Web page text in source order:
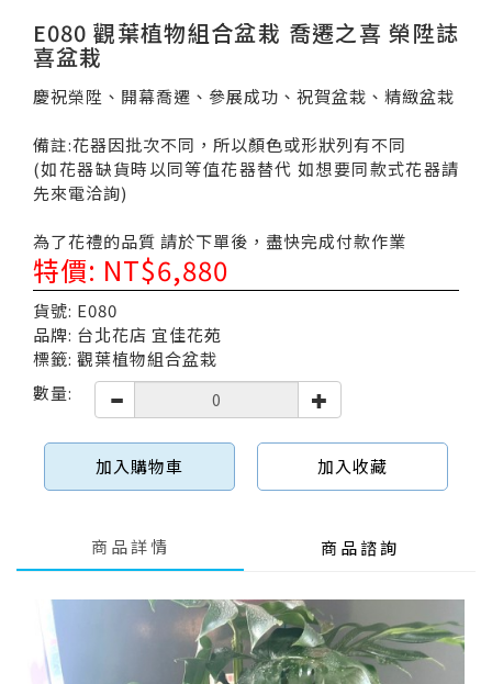
E080 觀葉植物組合盆栽 喬遷之喜 榮陞誌
喜盆栽
慶祝榮陞、開幕喬遷、參展成功、祝賀盆栽、精緻盆栽
備註:花器因批次不同，所以顏色或形狀列有不同
(如花器缺貨時以同等值花器替代 如想要同款式花器請
先來電洽詢)
為了花禮的品質 請於下單後，盡快完成付款作業
特價: NT$6,880
貨號: E080
品牌: 台北花店 宜佳花苑
標籤: 觀葉植物組合盆栽
數量:
加入購物車 加入收藏
商品詳情 商品諮詢